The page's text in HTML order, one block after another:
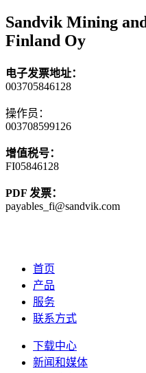
Sandvik Mining
Finland Oy
电子发票地址：
003705846128
操作员：
003708599126
增值税号：
FI05846128
PDF 发票：
payables_fi@sandvik.com
首页
产品
服务
联系方式
下载中心
新闻和媒体